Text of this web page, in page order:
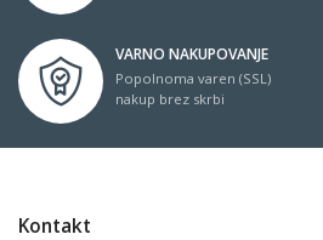
VARNO NAKUPOVANJE
Popolnoma varen (SSL)
nakup brez skrbi
Kontakt